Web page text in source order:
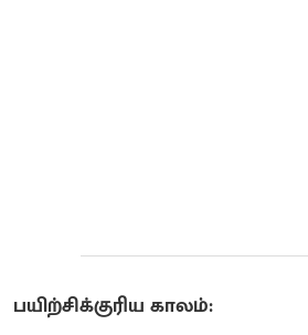
பயிற்சிக்குரிய காலம்: